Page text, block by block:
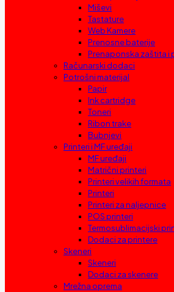
Miševi
Tastature
Web Kamere
Prenosne baterije
Prenaponska zaštita i
Računarski dodaci
Potrošni materijal
Papir
Ink cartridge
Toneri
Ribon trake
Bubnjevi
Printeri i MF uređaji
MF uređaji
Matrični printeri
Printeri velikih formata
Printeri
Printeri za naljepnice
POS printeri
Termosublimacijski
Dodaci za printere
Skeneri
Skeneri
Dodaci za skenere
Mrežna oprema